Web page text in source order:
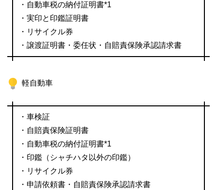
・自動車税の納付証明書*1
・実印と印鑑証明書
・リサイクル券
・譲渡証明書・委任状・自賠責保険承認請求書
軽自動車
・車検証
・自賠責保険証明書
・自動車税の納付証明書*1
・印鑑（シャチハタ以外の印鑑）
・リサイクル券
・申請依頼書・自賠責保険承認請求書